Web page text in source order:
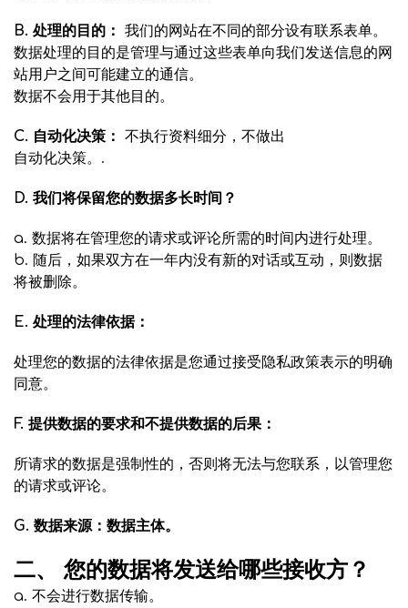
B. 处理的目的：
我们的网站在不同的部分设有联系表单。
数据处理的目的是管理与通过这些表单向我们发送信息的网
站用户之间可能建立的通信。
数据不会用于其他目的。
C. 自动化决策：
不执行资料细分，不做出
自动化决策。.
D. 我们将保留您的数据多长时间？
a. 数据将在管理您的请求或评论所需的时间内进行处理。
b. 随后，如果双方在一年内没有新的对话或互动，则数据
将被删除。
E. 处理的法律依据：
处理您的数据的法律依据是您通过接受隐私政策表示的明确
同意。
F. 提供数据的要求和不提供数据的后果：
所请求的数据是强制性的，否则将无法与您联系，以管理您
的请求或评论。
G. 数据来源：数据主体。
二、 您的数据将发送给哪些接收方？
a. 不会进行数据传输。